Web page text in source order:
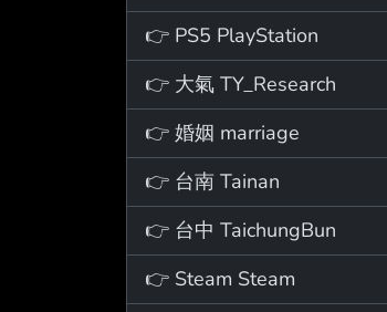
👉 PS5 PlayStation
👉 大氣 TY_Research
👉 婚姻 marriage
👉 台南 Tainan
👉 台中 TaichungBun
👉 Steam Steam